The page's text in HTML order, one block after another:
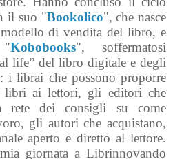
il suo "Bookolico", che nasce
di vendita del libro, e
Kobobooks", soffermatosi
life” del libro digitale e degli
i librai che possono proporre
ai lettori, gli editori che
rete dei consigli su come
gli autori che acquistano,
aperto e diretto al lettore.
giornata a Librinnovando